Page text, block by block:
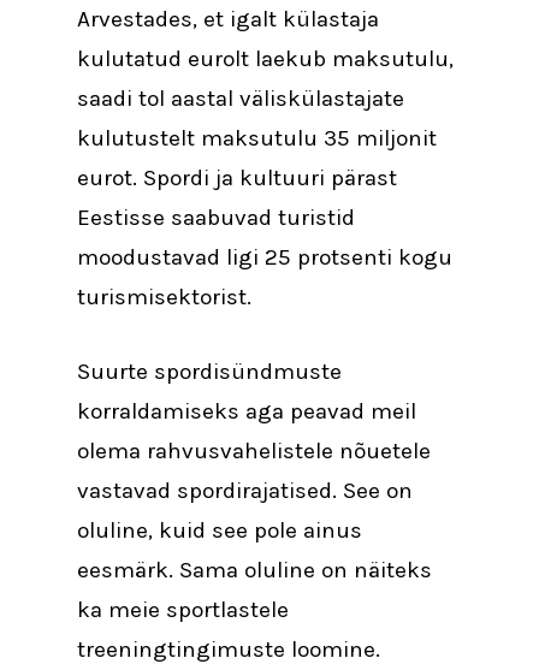
Arvestades, et igalt külastaja
kulutatud eurolt laekub maksutulu,
saadi tol aastal väliskülastajate
kulutustelt maksutulu 35 miljonit
eurot. Spordi ja kultuuri pärast
Eestisse saabuvad turistid
moodustavad ligi 25 protsenti kogu
turismisektorist.
Suurte spordisündmuste
korraldamiseks aga peavad meil
olema rahvusvahelistele nõuetele
vastavad spordirajatised. See on
oluline, kuid see pole ainus
eesmärk. Sama oluline on näiteks
ka meie sportlastele
treeningtingimuste loomine.